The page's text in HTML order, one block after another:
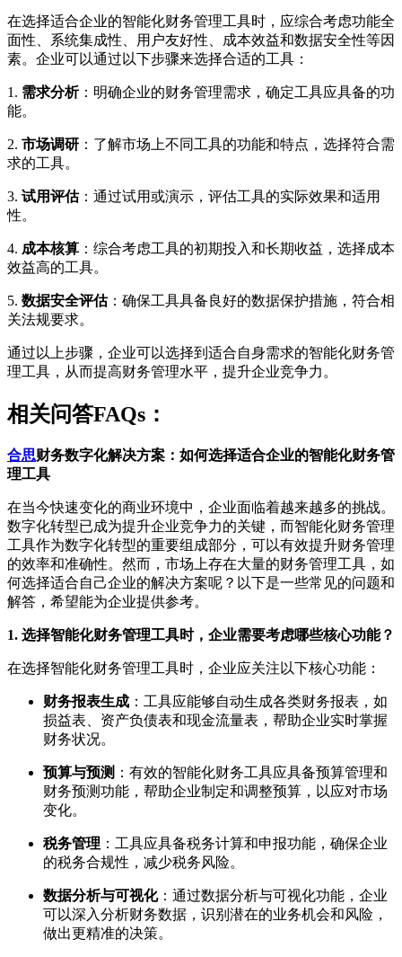
在选择适合企业的智能化财务管理工具时，应综合考虑功能全
面性、系统集成性、用户友好性、成本效益和数据安全性等因
素。企业可以通过以下步骤来选择合适的工具：
1. 需求分析：明确企业的财务管理需求，确定工具应具备的功
能。
2. 市场调研 ：了解市场上不同工具的功能和特点，选择符合需
求的工具。
3. 试用评估：通过试用或演示，评估工具的实际效果和适用
性。
4. 成本核算 ：综合考虑工具的初期投入和长期收益，选择成本
效益高的工具。
5. 数据安全评估：确保工具具备良好的数据保护措施，符合相
关法规要求。
通过以上步骤，企业可以选择到适合自身需求的智能化财务管
理工具，从而提高财务管理水平，提升企业竞争力。
相关问答FAQs：
合思财务数字化解决方案：如何选择适合企业的智能化财务管
理工具
在当今快速变化的商业环境中，企业面临着越来越多的挑战。
数字化转型已成为提升企业竞争力的关键，而智能化财务管理
工具作为数字化转型的重要组成部分，可以有效提升财务管理
的效率和准确性。然而，市场上存在大量的财务管理工具，如
何选择适合自己企业的解决方案呢？以下是一些常见的问题和
解答，希望能为企业提供参考。
1. 选择智能化财务管理工具时，企业需要考虑哪些核心功能？
在选择智能化财务管理工具时，企业应关注以下核心功能：
财务报表生成 ：工具应能够自动生成各类财务报表，如
损益表、资产负债表和现金流量表，帮助企业实时掌握
财务状况。
预算与预测 ：有效的智能化财务工具应具备预算管理和
财务预测功能，帮助企业制定和调整预算，以应对市场
变化。
税务管理 ：工具应具备税务计算和申报功能，确保企业
的税务合规性，减少税务风险。
数据分析与可视化：通过数据分析与可视化功能，企业
可以深入分析财务数据，识别潜在的业务机会和风险，
做出更精准的决策。